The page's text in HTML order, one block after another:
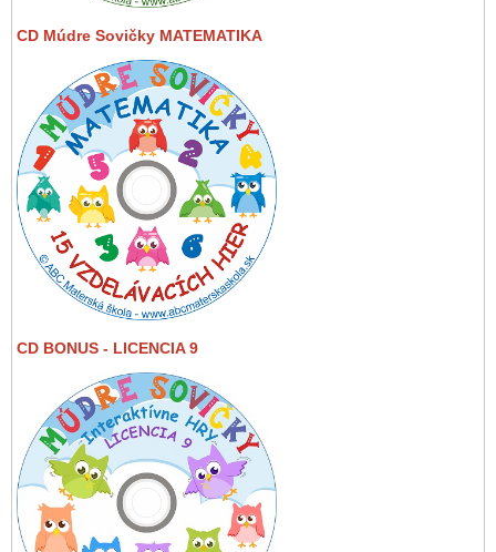
CD Múdre Sovičky MATEMATIKA
CD BONUS - LICENCIA 9